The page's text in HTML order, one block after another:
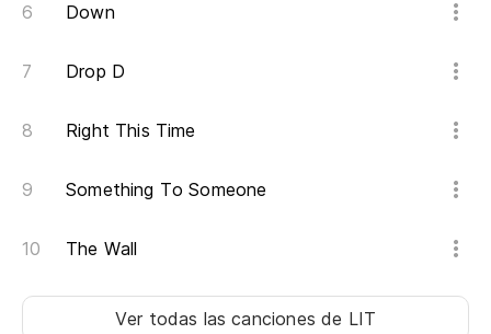
Down
Drop D
Right This Time
Something To Someone
The Wall
Ver todas las cancionesde LIT